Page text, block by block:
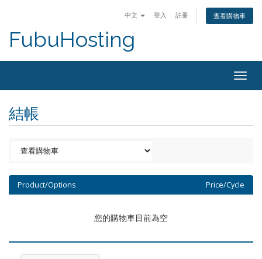
中文 登入 註冊 查看購物車
FubuHosting
結帳
Product/Options Price/Cycle
您的購物車目前為空